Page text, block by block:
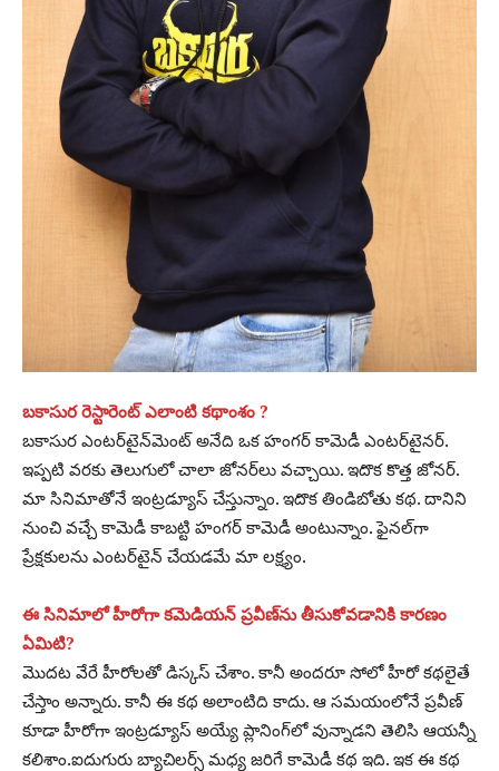
బకాసుర రెస్టారెంట్‌ ఎలాంటి కథాంశం ?
బకాసుర ఎంటర్‌టైన్‌మెంట్‌ అనేది ఒక హంగర్‌ కామెడీ ఎంటర్‌టైనర్‌.
ఇప్పటి వరకు తెలుగులో చాలా జోనర్‌లు వచ్చాయి. ఇదొక కొత్త జోనర్‌.
మా సినిమాతోనే ఇంట్రడ్యూస్‌ చేస్తున్నాం. ఇదొక తిండిబోతు కథ. దానిని
నుంచి వచ్చే కామెడీ కాబట్టి హంగర్‌ కామెడీ అంటున్నాం. ఫైనల్‌గా
ప్రేక్షకులను ఎంటర్‌టైన్‌ చేయడమే మా లక్ష్యం.
ఈ సినిమాలో హీరోగా కమెడియన్‌ ప్రవీణ్‌ను తీసుకోవడానికి కారణం
ఏమిటి?
మొదట వేరే హీరోలతో డిస్కస్‌ చేశాం. కానీ అందరూ సోలో హీరో కథలైతే
చేస్తాం అన్నారు. కానీ ఈ కథ అలాంటిది కాదు. ఆ సమయంలోనే ప్రవీణ్‌
కూడా హీరోగా ఇంట్రడ్యూస్‌ అయ్యే ప్లానింగ్‌లో వున్నాడని తెలిసి ఆయన్నీ
కలిశాం.ఐదుగురు బ్యాచిలర్స్‌ మధ్య జరిగే కామెడీ కథ ఇది. ఇక ఈ కథ